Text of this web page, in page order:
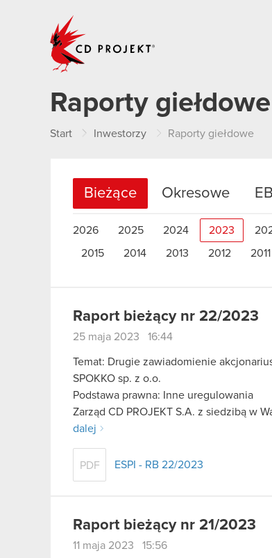
Raporty giełdowe
Start Inwestorzy Raporty giełdowe
Bieżące Okresowe EBI
2026 2025 2024 2023
2015 2014 2013 2012 2011
Raport bieżący nr 22/2023
25 maja 2023 16:44
Temat: Drugie zawiadomienie
SPOKKO sp. z o.o.
Podstawa prawna: Inne uregulowania
Zarząd CD PROJEKT S.A. z siedzibą w
dalej
PDF ESPI - RB 22/2023
Raport bieżący nr 21/2023
11 maja 2023 15:56